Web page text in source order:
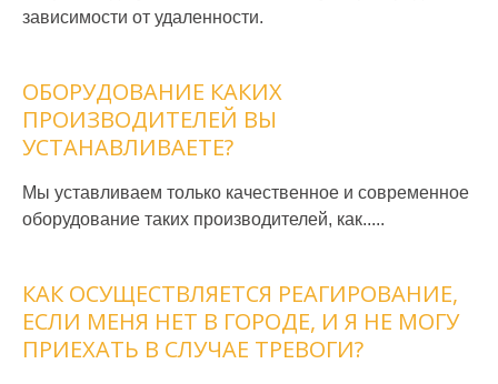
зависимости от удаленности.
ОБОРУДОВАНИЕ КАКИХ
ПРОИЗВОДИТЕЛЕЙ ВЫ
УСТАНАВЛИВАЕТЕ?
Мы уставливаем только качественное и современное
оборудование таких производителей, как.....
КАК ОСУЩЕСТВЛЯЕТСЯ РЕАГИРОВАНИЕ,
ЕСЛИ МЕНЯ НЕТ В ГОРОДЕ, И Я НЕ МОГУ
ПРИЕХАТЬ В СЛУЧАЕ ТРЕВОГИ?